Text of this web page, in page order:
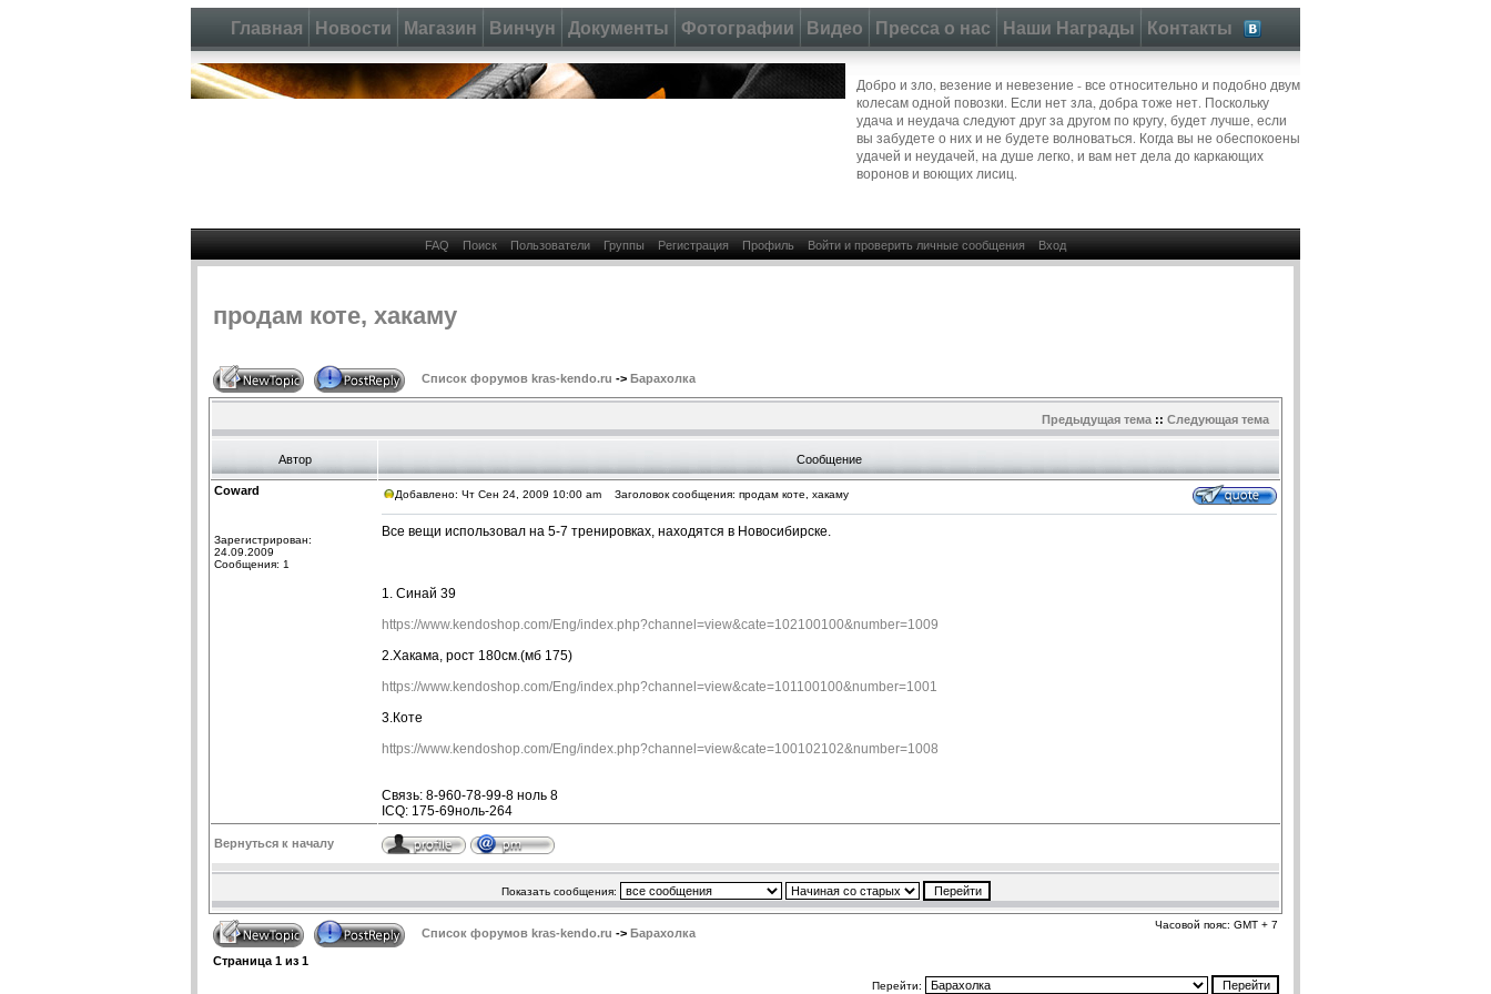
Главная Новости Магазин Винчун Документы Фотографии Видео Пресса о нас Наши Награды Контакты
Добро и зло, везение и невезение - все относительно и подобно двум
колесам одной повозки. Если нет зла, добра тоже нет. Поскольку
удача и неудача следуют друг за другом по кругу, будет лучше, если
вы забудете о них и не будете волноваться. Когда вы не обеспокоены
удачей и неудачей, на душе легко, и вам нет дела до каркающих
воронов и воющих лисиц.
FAQ Поиск Пользователи Группы Регистрация Профиль Войти и проверить личные сообщения Вход
продам коте, хакаму
Список форумов kras-kendo.ru -> Барахолка
Предыдущая тема :: Следующая тема
Автор Сообщение
Coward
Зарегистрирован:
24.09.2009
Сообщения: 1
Добавлено: Чт Сен 24, 2009 10:00 am Заголовок сообщения: продам коте, хакаму
Все вещи использовал на 5-7 тренировках, находятся в Новосибирске.
1. Синай 39
https://www.kendoshop.com/Eng/index.php?channel=view&cate=102100100&number=1009
2.Хакама, рост 180см.(мб 175)
https://www.kendoshop.com/Eng/index.php?channel=view&cate=101100100&number=1001
3.Коте
https://www.kendoshop.com/Eng/index.php?channel=view&cate=100102102&number=1008
Связь: 8-960-78-99-8 ноль 8
ICQ: 175-69ноль-264
Вернуться к началу
Показать сообщения:
Список форумов kras-kendo.ru -> Барахолка
Часовой пояс: GMT + 7
Страница 1 из 1
Перейти: